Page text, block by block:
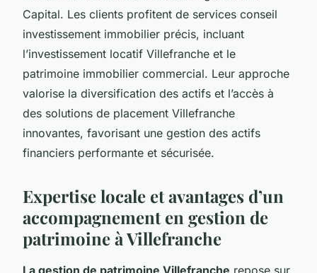
Capital. Les clients profitent de services conseil
investissement immobilier précis, incluant
l’investissement locatif Villefranche et le
patrimoine immobilier commercial. Leur approche
valorise la diversification des actifs et l’accès à
des solutions de placement Villefranche
innovantes, favorisant une gestion des actifs
financiers performante et sécurisée.
Expertise locale et avantages d’un
accompagnement en gestion de
patrimoine à Villefranche
La gestion de patrimoine Villefranche repose sur